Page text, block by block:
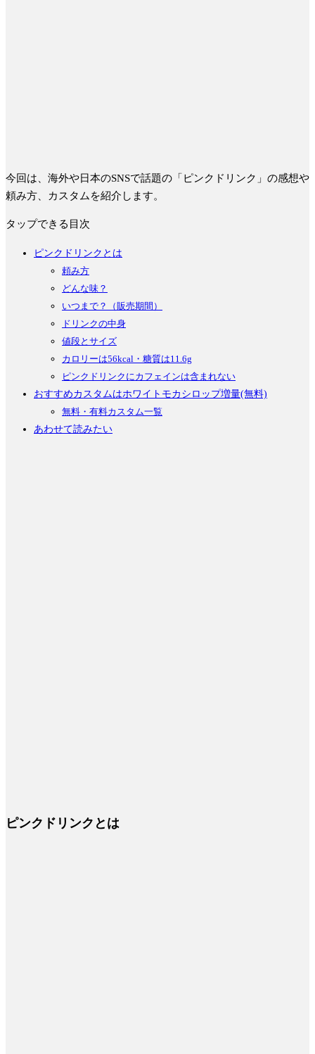
今回は、海外や日本のSNSで話題の「ピンクドリンク」の感想や
頼み方、カスタムを紹介します。
タップできる目次
ピンクドリンクとは
頼み方
どんな味？
いつまで？（販売期間）
ドリンクの中身
値段とサイズ
カロリーは56kcal・糖質は11.6g
ピンクドリンクにカフェインは含まれない
おすすめカスタムはホワイトモカシロップ増量(無料)
無料・有料カスタム一覧
あわせて読みたい
ピンクドリンクとは